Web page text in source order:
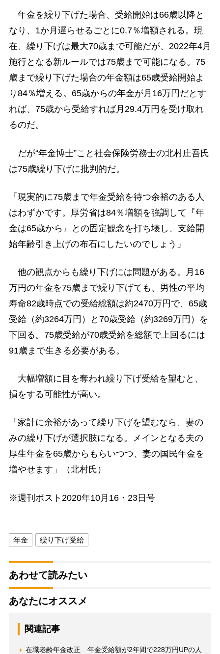
年金を繰り下げた場合、受給開始は66歳以降と
なり、1か月遅らせるごとに0.7％増額される。現
在、繰り下げは最大70歳まで可能だが、2022年4月
施行となる新ルールでは75歳まで可能になる。75
歳まで繰り下げた場合の年金額は65歳受給開始よ
り84％増える。65歳からの年金が月16万円だとす
れば、75歳から受給すれば月29.4万円を受け取れ
るのだ。
だが“年金博士”こと社会保険労務士の北村庄吾氏
は75歳繰り下げに批判的だ。
「現実的に75歳まで年金受給を待つ余裕のある人
はわずかです。厚労省は84％増額を強調して『年
金は65歳から』との固定観念を打ち壊し、支給開
始年齢引き上げの布石にしたいのでしょう」
他の観点からも繰り下げには問題がある。月16
万円の年金を75歳まで繰り下げても、男性の平均
寿命82歳時点での受給総額は約2470万円で、65歳
受給（約3264万円）と70歳受給（約3269万円）を
下回る。75歳受給が70歳受給を総額で上回るには
91歳まで生きる必要がある。
大幅増額に目を奪われ繰り下げ受給を望むと、
損をする可能性が高い。
「家計に余裕があって繰り下げを望むなら、妻の
みの繰り下げが選択肢になる。メインとなる夫の
厚生年金を65歳からもらいつつ、妻の国民年金を
増やせます」（北村氏）
※週刊ポスト2020年10月16・23日号
年金 繰り下げ受給
あわせて読みたい
あなたにオススメ
関連記事
在職老齢年金改正 年金受給額が2年間で228万円UPの人